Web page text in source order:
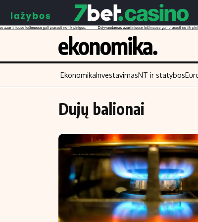
Turinys
Naujienos
Aplinka
Verslas
Energetika
Ekonomika
Politika
Finansai
Įmonės
Žemės ūkis
EkonomikaInvestavimasNT ir statybos
Dujų balionai